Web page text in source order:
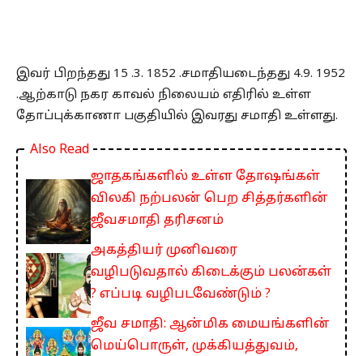
இவர் பிறந்தது 15 .3. 1852 .சமாதியடைந்தது 4.9. 1952
.ஆற்காடு நகர காவல் நிலையம் எதிரில் உள்ள
தோப்புக்காணா பகுதியில் இவரது சமாதி உள்ளது.
Also Read
ஜாதகங்களில் உள்ள தோஷங்கள்
விலகி நற்பலன் பெற சித்தர்களின்
ஜீவசமாதி தரிசனம்
அகத்தியர் முனிவரை
வழிபடுவதால் கிடைக்கும் பலன்கள்
? எப்படி வழிபடவேண்டும் ?
ஜீவ சமாதி: ஆன்மிக மையங்களின்
மெய்பொருள், முக்கியத்துவம்,